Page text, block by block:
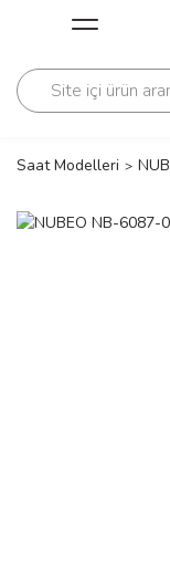
Saat Modelleri